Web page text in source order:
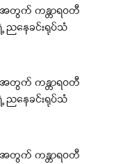
တွက် ကန္တာရဝတီ
ညနေခင်းရုပ်သံ
တွက် ကန္တာရဝတီ
ညနေခင်းရုပ်သံ
တွက် ကန္တာရဝတီ